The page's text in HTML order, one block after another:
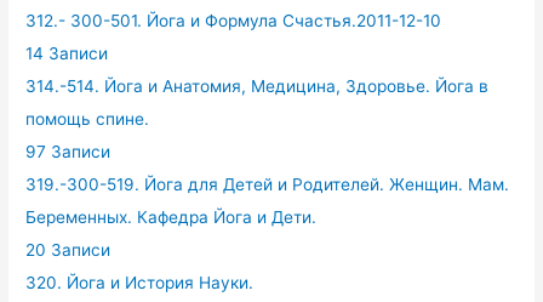
312.- 300-501. Йога и Формула Счастья.2011-12-10
14 Записи
314.-514. Йога и Анатомия, Медицина, Здоровье. Йога в
помощь спине.
97 Записи
319.-300-519. Йога для Детей и Родителей. Женщин. Мам.
Беременных. Кафедра Йога и Дети.
20 Записи
320. Йога и История Науки.